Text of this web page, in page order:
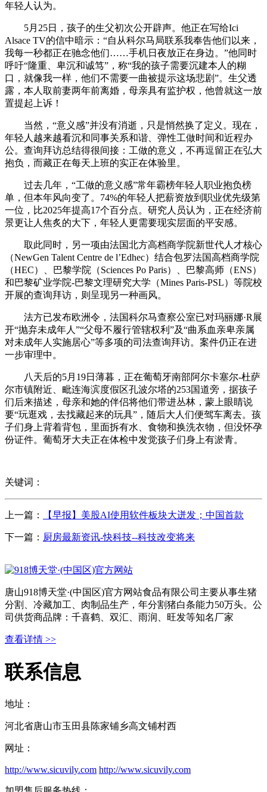
年轻人认为。
5月25日，孩子的生父初次公开辟声。他正在写给Ici
Alsace TV的信中暗示：“自从科尔马局联系我奉告他们以来，
我每一秒都正在驰念他们……手机日夜放正在身边。”他同时
呼吁“隆重、卑沉和诚笃”，称“我的孩子需要沉建本人的糊
口，就像我一样，他们不需要一曲被提示这场悲剧”。生父透
露，本人取前妻两年前离婚，母亲具有监护权，他曾就这一放
置提起上诉！
当然，“意义感”并没有消逝，只是悄然换了定义。现在，
年轻人越来越看沉和同事关系和谐、弹性工做时间和近程办
公。查询拜访总结得很间接：工做的意义，不再逗留正在弘大
抱负，而藏正在每天上班的实正在体验里。
过去几年，“工做的意义感”常年霸榜年轻人职业抱负榜
单，但本年风向变了。74%的年轻人把薪资放到职业优先级第
一位，比2025年提高17个百分点。研究人员认为，正在经济前
景更让人焦炙的大下，年轻人更需要现实层面的平安感。
取此同时，另一项由法国北方高档商学院新世代人才核心
（NewGen Talent Centre de l’Edhec）结合包罗法国高档商学院
（HEC）、巴黎学院（Sciences Po Paris）、巴黎高师（ENS）
和巴黎矿业学院-巴黎文理研究大学（Mines Paris-PSL）等院校
开展的查询拜访，则呈现另一种画风。
法方已发布欧洲令，法国科尔马查察公室已对玛丽娜·R展
开“抛弃未成年人”“父母不履行管辖权利”及“曲系血亲卑亲属
对未成年人实施居心”等多项的司法查询拜访。案件仍正在进
一步审理中。
八天后的5月19日薄暮，正在葡萄牙南部阿尔卡塞尔-杜萨
尔市镇附近、毗连海滨度假区孔波尔塔的253国道旁，据孩子
们后来描述，母亲和她的伴侣将他们带进丛林，蒙上眼睛说
要“玩逛戏，去找藏起来的玩具”，随后大人们便驾车离去。孩
子们身上背着背包，里面拆有水、食物和换洗衣物，但没怀孕
份证件。葡萄牙大夫正在体检中发觉孩子们身上有淤青。
关键词：
上一篇： 【早报】美股AI使用软件板块大迸发；中国首款
下一篇： 厨房最新资讯-快科技--科技改变将来
唐山918博天堂·(中国区)官方网站食品有限公司主要从事生猪
分割、冷藏加工、肉制品生产，年分割猪白条能力50万头。公
司供货商品牌：千喜鹤、双汇、雨润、旺发等知名厂家
查看详情 >>
联系信息
地址：
河北省唐山市玉田县陈家铺乡高文铺村西
网址：
http://www.sicuvily.com http://www.sicuvily.com